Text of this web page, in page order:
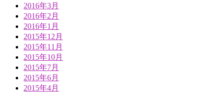
2016年3月
2016年2月
2016年1月
2015年12月
2015年11月
2015年10月
2015年7月
2015年6月
2015年4月